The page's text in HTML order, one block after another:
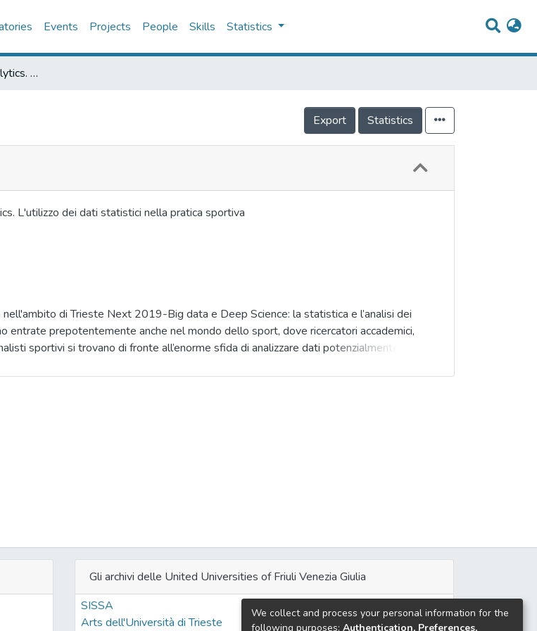
Events Projects People Skills Statistics
Big Data e sport analytics. L'utilizzo dei dati statistici nella pratica sportiva
Export Statistics
L'utilizzo dei dati statistici nella pratica sportiva
di Trieste Next 2019-Big data e Deep Science: la statistica e l’analisi dei
entrate prepotentemente anche nel mondo dello sport, dove ricercatori accademici,
sportivi si trovano di fronte all’enorme sfida di analizzare dati potenzialmente
Gli archivi delle United Universities of Friuli Venezia Giulia
SISSA
Arts dell'Università di Trieste
We collect and process your personal information for the
following purposes: Authentication, Preferences,